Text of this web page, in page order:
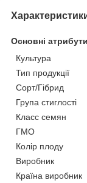
Основні атрибути
Культура
Тип продукції
Сорт/Гібрид
Група стиглості
Класс семян
ГМО
Колір плоду
Виробник
Країна виробник